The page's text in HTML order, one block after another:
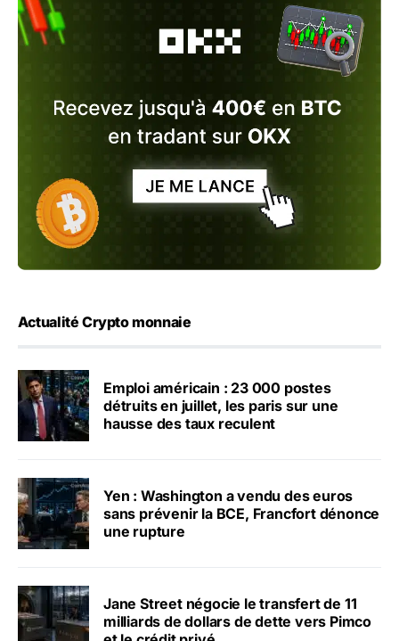
Actualité Crypto monnaie
Emploi américain : 23 000 postes
détruits en juillet, les paris sur une
hausse des taux reculent
Yen : Washington a vendu des euros
sans prévenir la BCE, Francfort dénonce
une rupture
Jane Street négocie le transfert de 11
milliards de dollars de dette vers Pimco